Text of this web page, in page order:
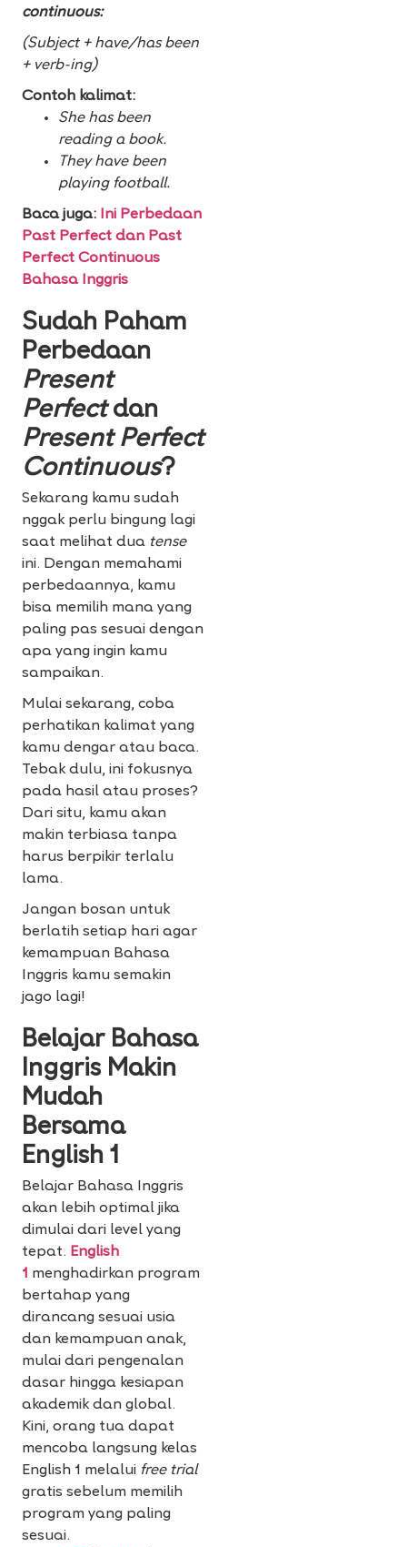
continuous:
(Subject + have/has been
+ verb-ing)
Contoh kalimat:
She has been
reading a book.
They have been
playing football.
Baca juga: Ini Perbedaan
Past Perfect dan Past
Perfect Continuous
Bahasa Inggris
Sudah Paham
Perbedaan
Present
Perfectdan
Present Perfect
Continuous?
Sekarang kamu sudah
nggak perlu bingung lagi
saat melihat dua tense
ini. Dengan memahami
perbedaannya, kamu
bisa memilih mana yang
paling pas sesuai dengan
apa yang ingin kamu
sampaikan.
Mulai sekarang, coba
perhatikan kalimat yang
kamu dengar atau baca.
Tebak dulu, ini fokusnya
pada hasil atau proses?
Dari situ, kamu akan
makin terbiasa tanpa
harus berpikir terlalu
lama.
Jangan bosan untuk
berlatih setiap hari agar
kemampuan Bahasa
Inggris kamu semakin
jago lagi!
Belajar Bahasa
Inggris Makin
Mudah
Bersama
English 1
Belajar Bahasa Inggris
akan lebih optimal jika
dimulai dari level yang
tepat. English
1 menghadirkan program
bertahap yang
dirancang sesuai usia
dan kemampuan anak,
mulai dari pengenalan
dasar hingga kesiapan
akademik dan global.
Kini, orang tua dapat
mencoba langsung kelas
English 1 melalui free trial
gratis sebelum memilih
program yang paling
sesuai.